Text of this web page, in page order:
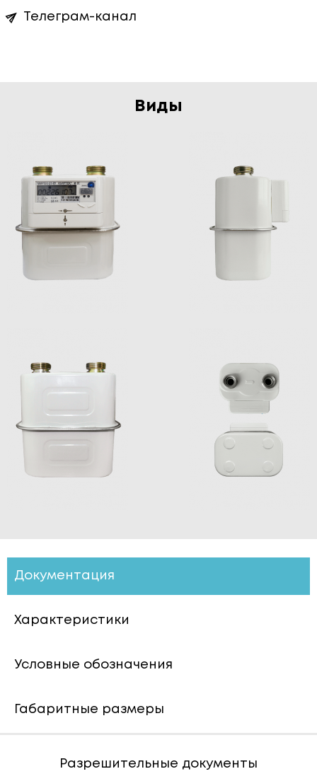
Телеграм-канал
Виды
Документация
Характеристики
Условные обозначения
Габаритные размеры
Разрешительные документы